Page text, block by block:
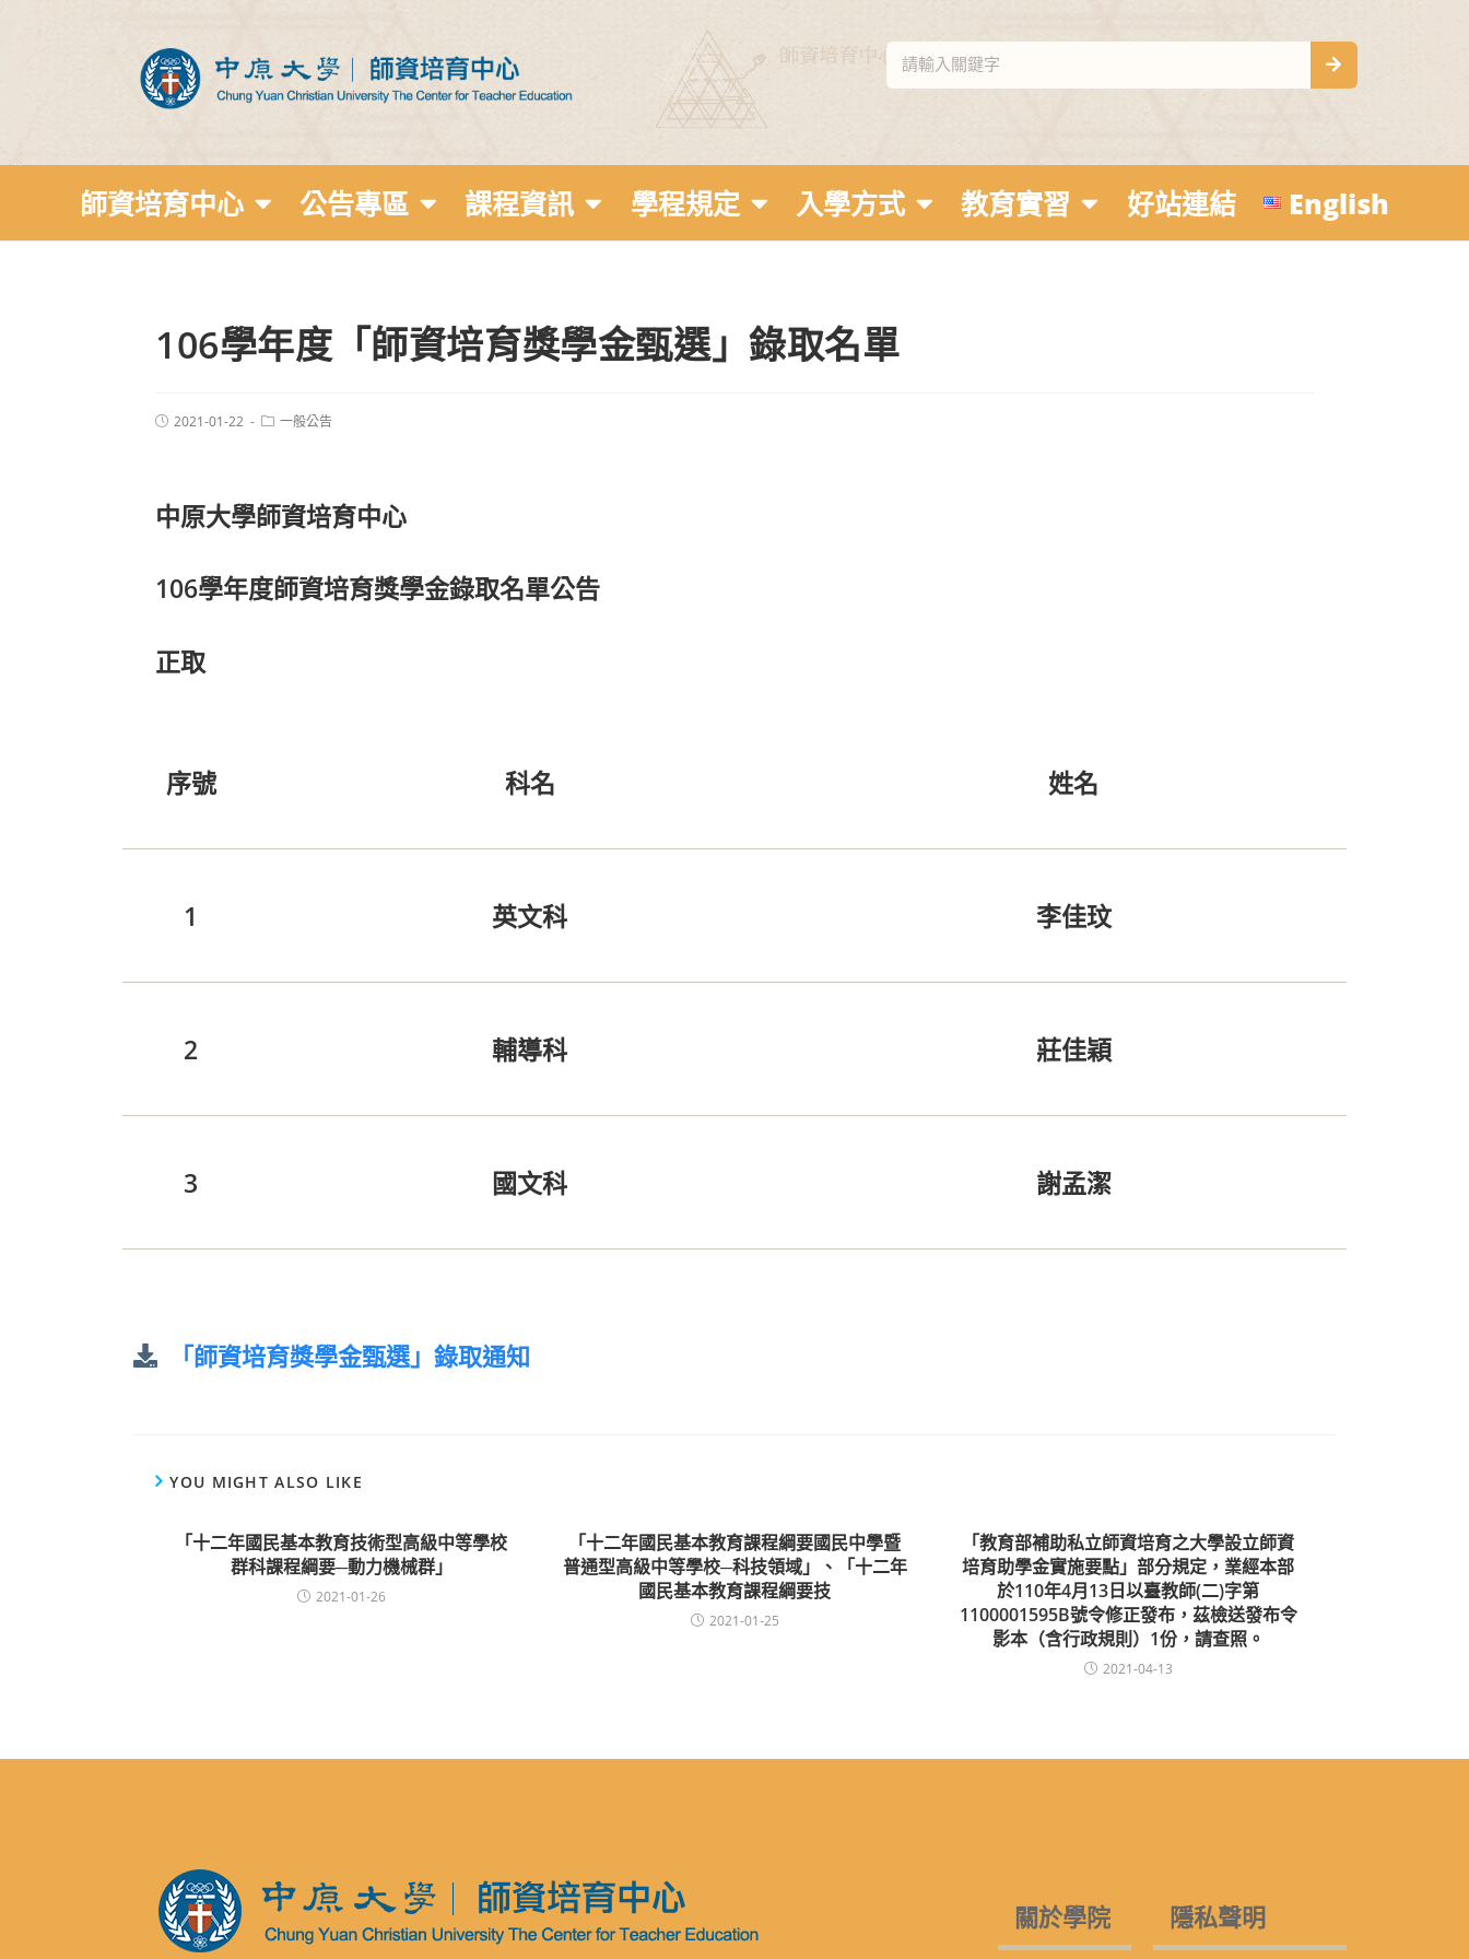
師資培育中心 公告專區 課程資訊 學程規定 入學方式 教育實習 好站連結 English
106學年度「師資培育獎學金甄選」錄取名單
2021-01-22 一般公告
中原大學師資培育中心
106學年度師資培育獎學金錄取名單公告
正取
序號 科名 姓名
1 英文科 李佳玟
2 輔導科 莊佳穎
3 國文科 謝孟潔
「師資培育獎學金甄選」錄取通知
YOU MIGHT ALSO LIKE
「十二年國民基本教育技術型高級中等學校
群科課程綱要─動力機械群」
2021-01-26
「十二年國民基本教育課程綱要國民中學暨
普通型高級中等學校─科技領域」、「十二年
國民基本教育課程綱要技
2021-01-25
「教育部補助私立師資培育之大學設立師資
培育助學金實施要點」部分規定，業經本部
於110年4月13日以臺教師(二)字第
1100001595B號令修正發布，茲檢送發布令
影本（含行政規則）1份，請查照。
2021-04-13
關於學院 隱私聲明